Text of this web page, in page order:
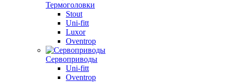
Термоголовки
Stout
Uni-fitt
Luxor
Oventrop
Сервоприводы
Uni-fitt
Oventrop